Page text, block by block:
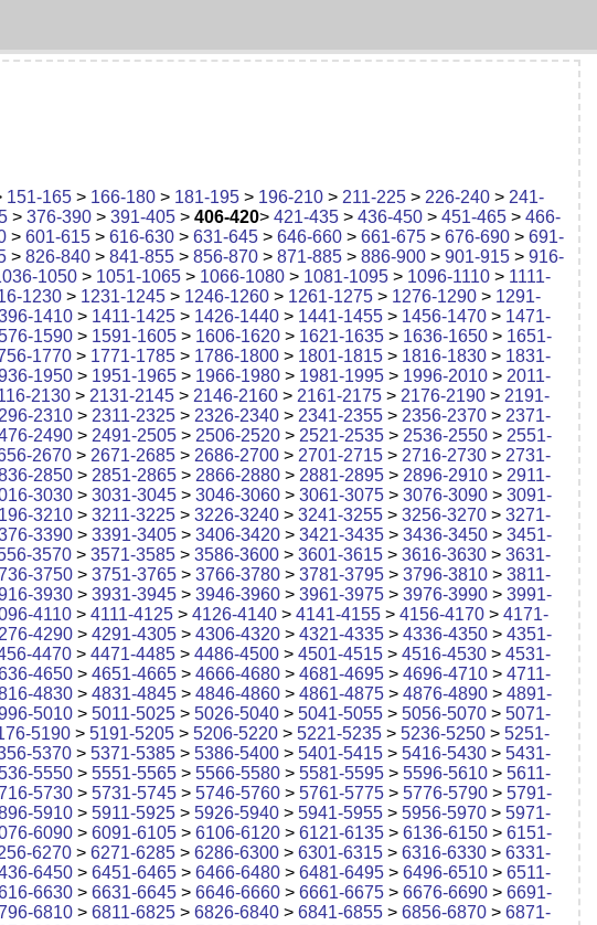
151-165 > 166-180 > 181-195 > 196-210 > 211-225 > 226-240 > 241-
> 376-390 > 391-405 > 406-420> 421-435 > 436-450 > 451-465 > 466-
> 601-615 > 616-630 > 631-645 > 646-660 > 661-675 > 676-690 > 691-
> 826-840 > 841-855 > 856-870 > 871-885 > 886-900 > 901-915 > 916-
1050 > 1051-1065 > 1066-1080 > 1081-1095 > 1096-1110 > 1111-
1230 > 1231-1245 > 1246-1260 > 1261-1275 > 1276-1290 > 1291-
1410 > 1411-1425 > 1426-1440 > 1441-1455 > 1456-1470 > 1471-
1590 > 1591-1605 > 1606-1620 > 1621-1635 > 1636-1650 > 1651-
1770 > 1771-1785 > 1786-1800 > 1801-1815 > 1816-1830 > 1831-
1950 > 1951-1965 > 1966-1980 > 1981-1995 > 1996-2010 > 2011-
2130 > 2131-2145 > 2146-2160 > 2161-2175 > 2176-2190 > 2191-
2310 > 2311-2325 > 2326-2340 > 2341-2355 > 2356-2370 > 2371-
2490 > 2491-2505 > 2506-2520 > 2521-2535 > 2536-2550 > 2551-
2670 > 2671-2685 > 2686-2700 > 2701-2715 > 2716-2730 > 2731-
2850 > 2851-2865 > 2866-2880 > 2881-2895 > 2896-2910 > 2911-
3030 > 3031-3045 > 3046-3060 > 3061-3075 > 3076-3090 > 3091-
3210 > 3211-3225 > 3226-3240 > 3241-3255 > 3256-3270 > 3271-
3390 > 3391-3405 > 3406-3420 > 3421-3435 > 3436-3450 > 3451-
3570 > 3571-3585 > 3586-3600 > 3601-3615 > 3616-3630 > 3631-
3750 > 3751-3765 > 3766-3780 > 3781-3795 > 3796-3810 > 3811-
3930 > 3931-3945 > 3946-3960 > 3961-3975 > 3976-3990 > 3991-
4110 > 4111-4125 > 4126-4140 > 4141-4155 > 4156-4170 > 4171-
4290 > 4291-4305 > 4306-4320 > 4321-4335 > 4336-4350 > 4351-
4470 > 4471-4485 > 4486-4500 > 4501-4515 > 4516-4530 > 4531-
4650 > 4651-4665 > 4666-4680 > 4681-4695 > 4696-4710 > 4711-
4830 > 4831-4845 > 4846-4860 > 4861-4875 > 4876-4890 > 4891-
5010 > 5011-5025 > 5026-5040 > 5041-5055 > 5056-5070 > 5071-
5190 > 5191-5205 > 5206-5220 > 5221-5235 > 5236-5250 > 5251-
5370 > 5371-5385 > 5386-5400 > 5401-5415 > 5416-5430 > 5431-
5550 > 5551-5565 > 5566-5580 > 5581-5595 > 5596-5610 > 5611-
5730 > 5731-5745 > 5746-5760 > 5761-5775 > 5776-5790 > 5791-
5910 > 5911-5925 > 5926-5940 > 5941-5955 > 5956-5970 > 5971-
6090 > 6091-6105 > 6106-6120 > 6121-6135 > 6136-6150 > 6151-
6270 > 6271-6285 > 6286-6300 > 6301-6315 > 6316-6330 > 6331-
6450 > 6451-6465 > 6466-6480 > 6481-6495 > 6496-6510 > 6511-
6630 > 6631-6645 > 6646-6660 > 6661-6675 > 6676-6690 > 6691-
6810 > 6811-6825 > 6826-6840 > 6841-6855 > 6856-6870 > 6871-